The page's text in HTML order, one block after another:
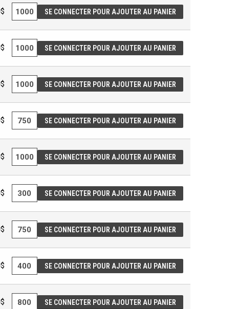
SE CONNECTER POUR AJOUTER AU PANIER
SE CONNECTER POUR AJOUTER AU PANIER
SE CONNECTER POUR AJOUTER AU PANIER
SE CONNECTER POUR AJOUTER AU PANIER
SE CONNECTER POUR AJOUTER AU PANIER
SE CONNECTER POUR AJOUTER AU PANIER
SE CONNECTER POUR AJOUTER AU PANIER
SE CONNECTER POUR AJOUTER AU PANIER
SE CONNECTER POUR AJOUTER AU PANIER